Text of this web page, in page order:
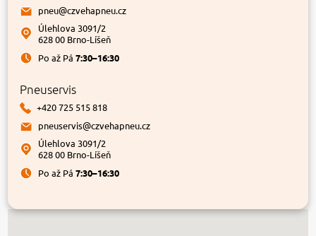
pneu@czvehapneu.cz
Úlehlova 3091/2
628 00 Brno-Líšeň
Po až Pá7:30–16:30
Pneuservis
+420 725 515 818
pneuservis@czvehapneu.cz
Úlehlova 3091/2
628 00 Brno-Líšeň
Po až Pá7:30–16:30